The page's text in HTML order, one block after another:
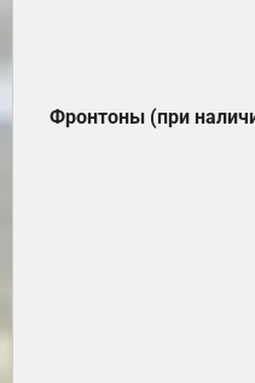
Фронтоны (при